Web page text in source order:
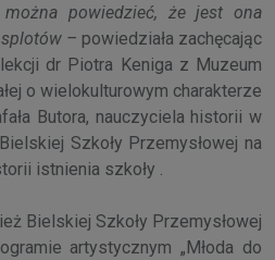
powiedzieć, że jest ona
– powiedziała zachęcając
dr Piotra Keniga z Muzeum
o wielokulturowym charakterze
Butora, nauczyciela historii w
Szkoły Przemysłowej na
istnienia szkoły .
Bielskiej Szkoły Przemysłowej
artystycznym „Młoda do